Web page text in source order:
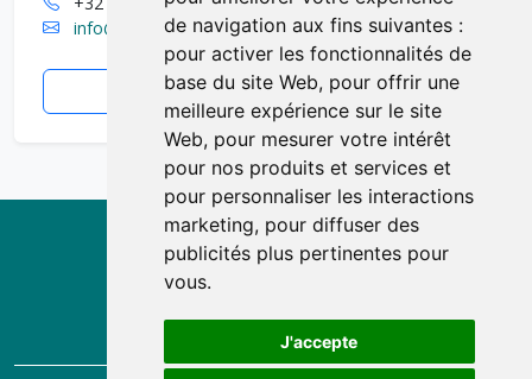
de navigation aux fins suivantes :
pour activer les fonctionnalités de
base du site Web, pour offrir une
meilleure expérience sur le site
Web, pour mesurer votre intérêt
pour nos produits et services et
pour personnaliser les interactions
marketing, pour diffuser des
publicités plus pertinentes pour
vous.
J'accepte
info@visitwallonia.be
visitwallonia.be